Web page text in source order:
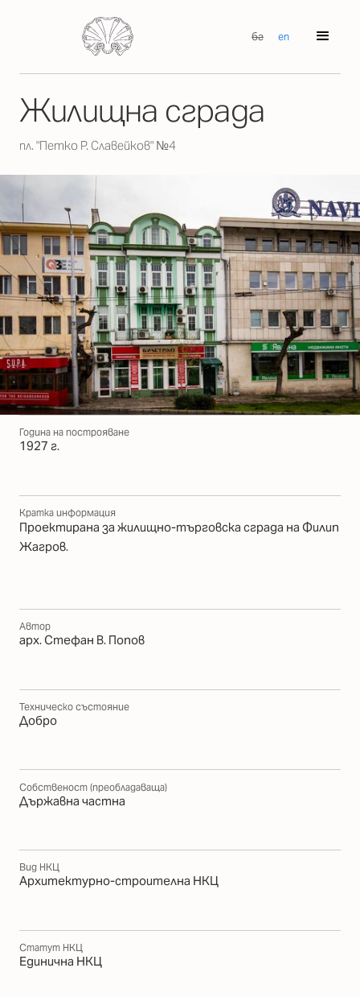
бг en
Жилищна сграда
пл. "Петко Р. Славейков" №4
Година на построяване
1927 г.
Кратка информация
Проектирана за жилищно-търговска сграда на Филип
Жагров.
Автор
арх. Стефан В. Попов
Техническо състояние
Добро
Собственост (преобладаваща)
Държавна частна
Вид НКЦ
Архитектурно-строителна НКЦ
Статут НКЦ
Единична НКЦ